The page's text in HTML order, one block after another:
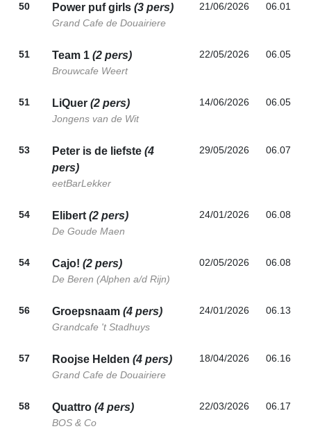
50 Power puf girls (3 pers)
Grand Cafe de Douairiere
21/06/2026 06.01
51 Team 1 (2 pers)
Brouwcafe Weert
22/05/2026 06.05
51 LiQuer (2 pers)
Jongens van de Wit
14/06/2026 06.05
53 Peter is de liefste (4
pers)
eetBarLekker
29/05/2026 06.07
54 Elibert (2 pers)
De Goude Maen
24/01/2026 06.08
54 Cajo! (2 pers)
De Beren (Alphen a/d Rijn)
02/05/2026 06.08
56 Groepsnaam (4 pers)
Grandcafe 't Stadhuys
24/01/2026 06.13
57 Roojse Helden (4 pers)
Grand Cafe de Douairiere
18/04/2026 06.16
58 Quattro (4 pers)
BOS & Co
22/03/2026 06.17